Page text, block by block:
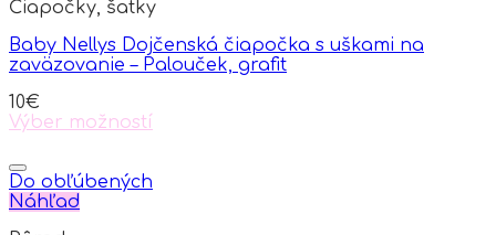
Čiapočky, šatky
Baby Nellys Dojčenská čiapočka s uškami na
zaväzovanie – Palouček, grafit
10€
Výber možností
product
has
multiple
Do obľúbených
Náhľad